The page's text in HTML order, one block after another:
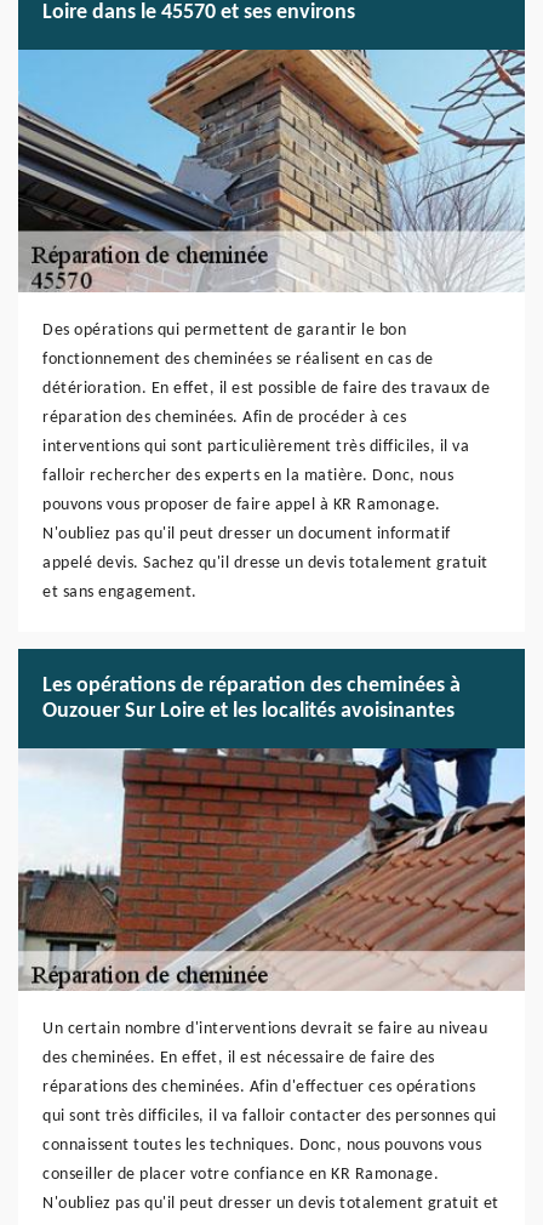
Loire dans le 45570 et ses environs
Des opérations qui permettent de garantir le bon
fonctionnement des cheminées se réalisent en cas de
détérioration. En effet, il est possible de faire des travaux de
réparation des cheminées. Afin de procéder à ces
interventions qui sont particulièrement très difficiles, il va
falloir rechercher des experts en la matière. Donc, nous
pouvons vous proposer de faire appel à KR Ramonage.
N'oubliez pas qu'il peut dresser un document informatif
appelé devis. Sachez qu'il dresse un devis totalement gratuit
et sans engagement.
Les opérations de réparation des cheminées à
Ouzouer Sur Loire et les localités avoisinantes
Un certain nombre d'interventions devrait se faire au niveau
des cheminées. En effet, il est nécessaire de faire des
réparations des cheminées. Afin d'effectuer ces opérations
qui sont très difficiles, il va falloir contacter des personnes qui
connaissent toutes les techniques. Donc, nous pouvons vous
conseiller de placer votre confiance en KR Ramonage.
N'oubliez pas qu'il peut dresser un devis totalement gratuit et